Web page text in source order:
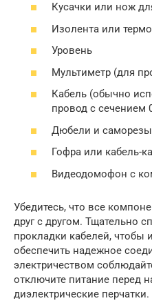
Кусачки или нож
Изолента или
Уровень
Мультиметр (для
Кабель (обычно
провод с сечением
Дюбели и саморезы
Гофра или кабель-
Видеодомофон с
Убедитесь, что все
друг с другом. Тщательно
прокладки кабелей, чтобы
обеспечить надежное
электричеством
отключите питание перед
диэлектрические перчатки.